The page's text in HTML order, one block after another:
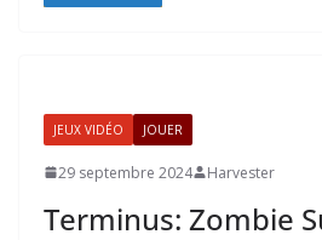
JEUX VIDÉO JOUER
29 septembre 2024 Harvester
Terminus: Zombie